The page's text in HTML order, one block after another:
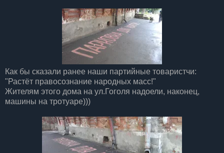
Как бы сказали ранее наши партийные товаристчи:
"Растёт правосознание народных масс!"
Жителям этого дома на ул.Гоголя надоели, наконец,
машины на тротуаре)))